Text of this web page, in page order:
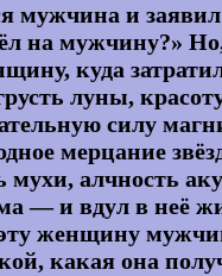
мужчина и заявил
на мужчину?»
куда
луны,
силу
мерцание
мухи, алчность
— и вдул в неё
женщину
какая она